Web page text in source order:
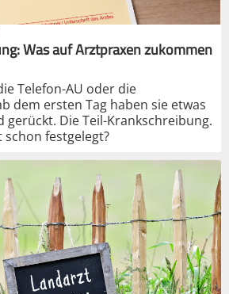
Was auf Arztpraxen zukommen
Telefon-AU oder die
dem ersten Tag haben sie etwas
Die Teil-Krankschreibung.
schon festgelegt?